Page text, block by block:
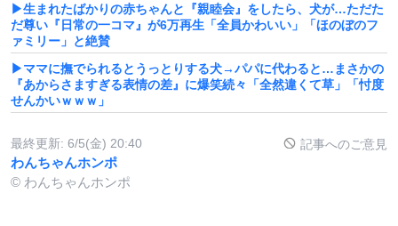
▶生まれたばかりの赤ちゃんと『親睦会』をしたら、犬が…ただた
だ尊い『日常の一コマ』が6万再生「全員かわいい」「ほのぼのフ
ァミリー」と絶賛
▶ママに撫でられるとうっとりする犬→パパに代わると…まさかの
『あからさますぎる表情の差』に爆笑続々「全然違くて草」「忖度
せんかいｗｗｗ」
最終更新: 6/5(金) 20:40 記事へのご意見
わんちゃんホンポ
© わんちゃんホンポ